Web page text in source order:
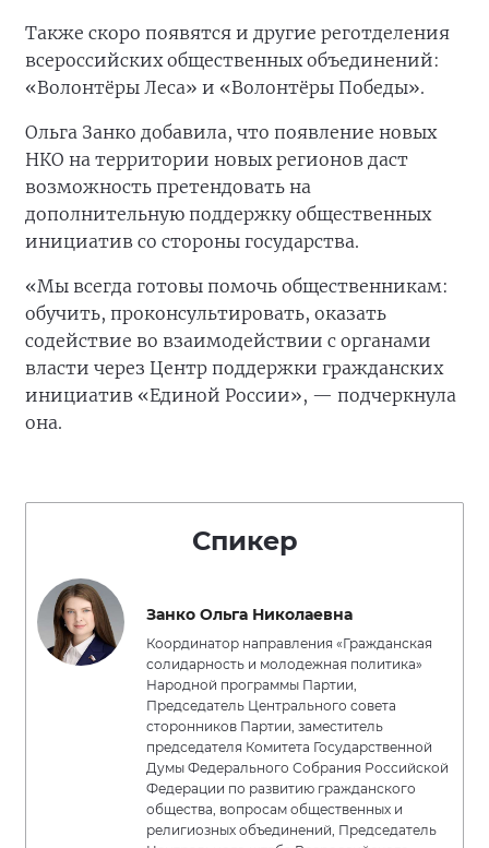
Также скоро появятся и другие реготделения
всероссийских общественных объединений:
«Волонтёры Леса» и «Волонтёры Победы».
Ольга Занко добавила, что появление новых
НКО на территории новых регионов даст
возможность претендовать на
дополнительную поддержку общественных
инициатив со стороны государства.
«Мы всегда готовы помочь общественникам:
обучить, проконсультировать, оказать
содействие во взаимодействии с органами
власти через Центр поддержки гражданских
инициатив «Единой России», — подчеркнула
она.
Спикер
Занко Ольга Николаевна
Координатор направления «Гражданская
солидарность и молодежная политика»
Народной программы Партии,
Председатель Центрального совета
сторонников Партии, заместитель
председателя Комитета Государственной
Думы Федерального Собрания Российской
Федерации по развитию гражданского
общества, вопросам общественных и
религиозных объединений, Председатель